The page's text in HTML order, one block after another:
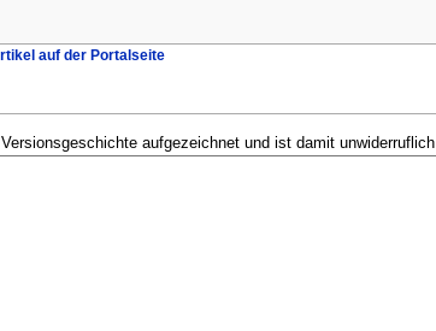
auf der Portalseite
aufgezeichnet und ist damit unwiderruflich